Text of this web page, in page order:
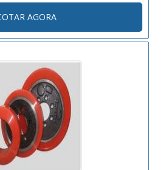
LITROSHá muitas maneiras
competência e excelência em
como a de venda de carrinho de
A Bento Carrinhos centraliza sua
para os parceiros uma
de alta qualidade onde são
Tecnologia de ponta; Estrutura
todas as demandas. Tudo isso
de supermercado 70 litros com
Ainda focando em carrinho de
AGORA